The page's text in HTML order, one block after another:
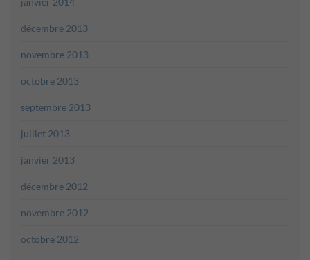
décembre 2013
novembre 2013
octobre 2013
septembre 2013
juillet 2013
janvier 2013
décembre 2012
novembre 2012
octobre 2012